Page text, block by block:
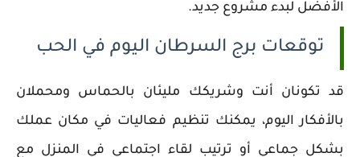
الأفضل لبدء مشروع جديد.
توقعات برج السرطان اليوم في الحب
قد تكونان أنت وشريكك مليئان بالحماس ومحملان
بالأفكار اليوم، يمكنك تنظيم فعاليات في مكان عملك
بشكل جماعي أو ترتيب لقاء اجتماعي في المنزل مع